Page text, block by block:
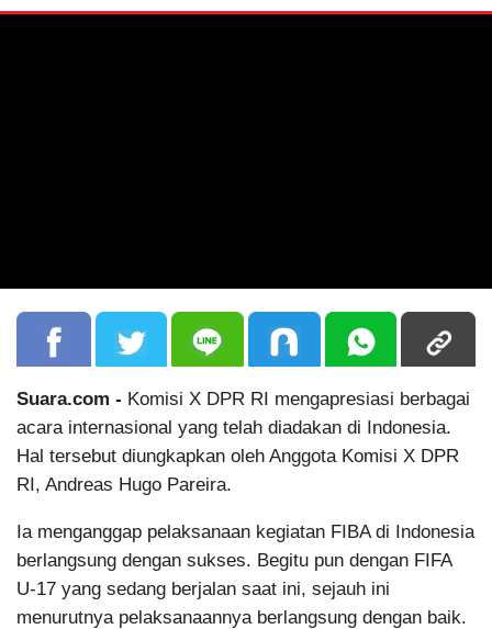
Suara.com - Komisi X DPR RI mengapresiasi berbagai
acara internasional yang telah diadakan di Indonesia.
Hal tersebut diungkapkan oleh Anggota Komisi X DPR
RI, Andreas Hugo Pareira.
Ia menganggap pelaksanaan kegiatan FIBA di Indonesia
berlangsung dengan sukses. Begitu pun dengan FIFA
U-17 yang sedang berjalan saat ini, sejauh ini
menurutnya pelaksanaannya berlangsung dengan baik.